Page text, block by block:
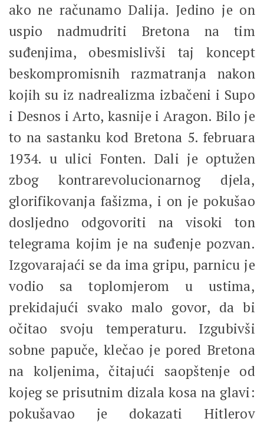
ako ne računamo Dalija. Jedino je on
uspio nadmudriti Bretona na tim
suđenjima, obesmislivši taj koncept
beskompromisnih razmatranja nakon
kojih su iz nadrealizma izbačeni i Supo
i Desnos i Arto, kasnije i Aragon. Bilo je
to na sastanku kod Bretona 5. februara
1934. u ulici Fonten. Dali je optužen
zbog kontrarevolucionarnog djela,
glorifikovanja fašizma, i on je pokušao
dosljedno odgovoriti na visoki ton
telegrama kojim je na suđenje pozvan.
Izgovarajaći se da ima gripu, parnicu je
vodio sa toplomjerom u ustima,
prekidajući svako malo govor, da bi
očitao svoju temperaturu. Izgubivši
sobne papuče, klečao je pored Bretona
na koljenima, čitajući saopštenje od
kojeg se prisutnim dizala kosa na glavi:
pokušavao je dokazati Hitlerov